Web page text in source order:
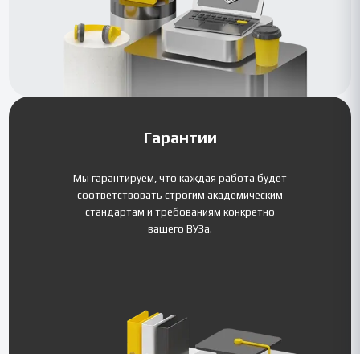
Гарантии
Мы гарантируем, что каждая работа будет
соответствовать строгим академическим
стандартам и требованиям конкретно
вашего ВУЗа.